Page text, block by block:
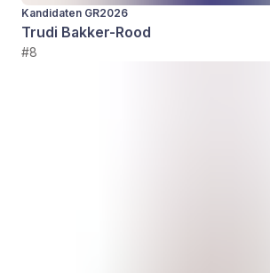
Kandidaten GR2026
Trudi Bakker-Rood
#8